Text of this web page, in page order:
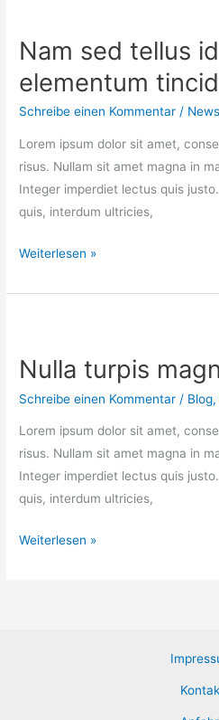
Nam sed tellus
elementum
Schreibe einen Kommentar / News
Lorem ipsum dolor sit amet,
risus. Nullam sit amet magna in
Integer imperdiet lectus quis
quis, interdum ultricies,
Nam
tellus
elementum
Weiterlesen »
Nulla turpis
Schreibe einen Kommentar / Blog,
Lorem ipsum dolor sit amet,
risus. Nullam sit amet magna in
Integer imperdiet lectus quis
quis, interdum ultricies,
Nulla
Weiterlesen »